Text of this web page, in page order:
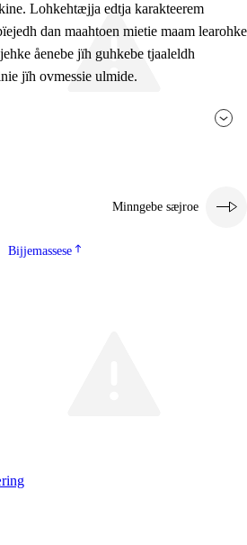
Lohkehtæjja edtja karakteerem
dan maahtoen mietie maam learohke
åenebe jïh guhkebe tjaaleldh
jïh ovmessie ulmide.
Minngebe sæjroe
Bijjemassese